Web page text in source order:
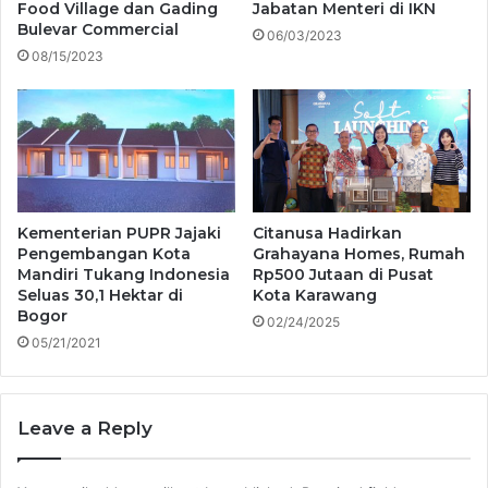
Food Village dan Gading
Bulevar Commercial
08/15/2023
Jabatan Menteri di IKN
06/03/2023
Kementerian PUPR Jajaki
Pengembangan Kota
Mandiri Tukang Indonesia
Seluas 30,1 Hektar di
Bogor
05/21/2021
Citanusa Hadirkan
Grahayana Homes, Rumah
Rp500 Jutaan di Pusat
Kota Karawang
02/24/2025
Leave a Reply